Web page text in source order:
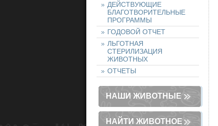
ДЕЙСТВУЮЩИЕ
БЛАГОТВОРИТЕЛЬНЫЕ
ПРОГРАММЫ
ГОДОВОЙ ОТЧЕТ
ЛЬГОТНАЯ
СТЕРИЛИЗАЦИЯ
ЖИВОТНЫХ
ОТЧЕТЫ
НАШИ ЖИВОТНЫЕ
НАЙТИ ЖИВОТНОЕ